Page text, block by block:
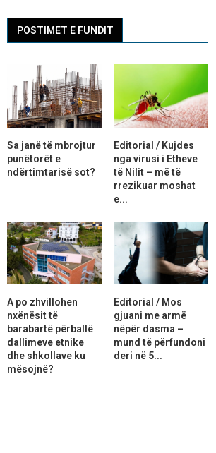
POSTIMET E FUNDIT
Sa janë të mbrojtur
punëtorët e
ndërtimtarisë sot?
Editorial / Kujdes
nga virusi i Etheve
të Nilit – më të
rrezikuar moshat
e...
A po zhvillohen
nxënësit të
barabartë përballë
dallimeve etnike
dhe shkollave ku
mësojnë?
Editorial / Mos
gjuani me armë
nëpër dasma –
mund të përfundoni
deri në 5...